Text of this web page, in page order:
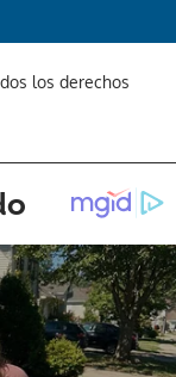
los derechos